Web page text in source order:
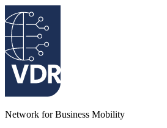
Network for Business Mobility